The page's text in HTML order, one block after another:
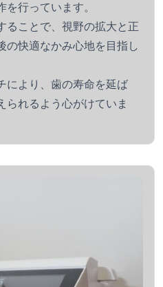
を行っています。
ることで、視野の拡大と正
の快適なかみ心地を目指し
により、歯の寿命を延ば
られるよう心がけていま